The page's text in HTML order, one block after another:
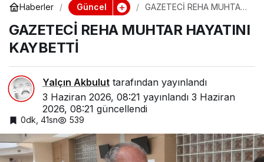
Haberler Güncel
GAZETECİ REHA MUHTAR
GAZETECİ REHA MUHTAR HAYATINI
KAYBETTİ
Yalçın Akbulut tarafından yayınlandı
3 Haziran 2026, 08:21 yayınlandı 3 Haziran
2026, 08:21 güncellendi
0dk, 41sn 539